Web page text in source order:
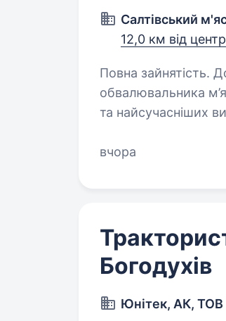
Салтівський
12,0 км від
Повна зайнятість. Досвід
обвалювальника
та найсучасніших
вчора
Богодухів
Юнітек, АК, ТОВ